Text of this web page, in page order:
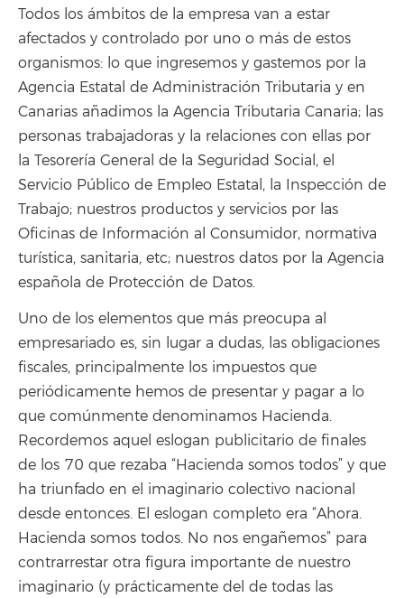
Todos los ámbitos de la empresa van a estar
afectados y controlado por uno o más de estos
organismos: lo que ingresemos y gastemos por la
Agencia Estatal de Administración Tributaria y en
Canarias añadimos la Agencia Tributaria Canaria; las
personas trabajadoras y la relaciones con ellas por
la Tesorería General de la Seguridad Social, el
Servicio Público de Empleo Estatal, la Inspección de
Trabajo; nuestros productos y servicios por las
Oficinas de Información al Consumidor, normativa
turística, sanitaria, etc; nuestros datos por la Agencia
española de Protección de Datos.
Uno de los elementos que más preocupa al
empresariado es, sin lugar a dudas, las obligaciones
fiscales, principalmente los impuestos que
periódicamente hemos de presentar y pagar a lo
que comúnmente denominamos Hacienda.
Recordemos aquel eslogan publicitario de finales
de los 70 que rezaba “Hacienda somos todos” y que
ha triunfado en el imaginario colectivo nacional
desde entonces. El eslogan completo era “Ahora.
Hacienda somos todos. No nos engañemos” para
contrarrestar otra figura importante de nuestro
imaginario (y prácticamente del de todas las